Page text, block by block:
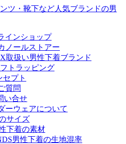
インショップ
ノールストアー
取扱い男性下着ブランド
トラッピング
セプト
質問
い合せ
ーウェアについて
サイズ
下着の素材
男性下着の生地混率